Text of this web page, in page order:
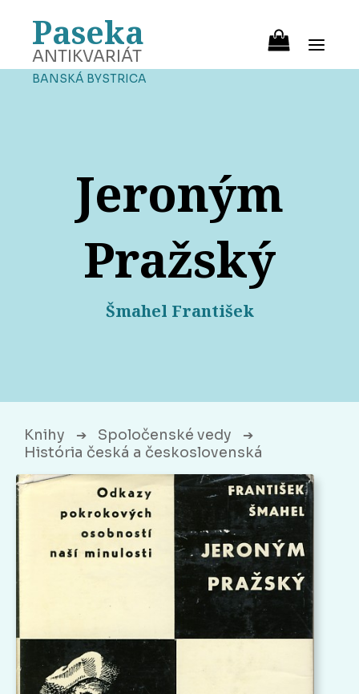
Paseka
ANTIKVARIÁT
BANSKÁ BYSTRICA
Jeroným
Pražský
Šmahel František
Knihy ➔ Spoločenské vedy ➔
História česká a československá